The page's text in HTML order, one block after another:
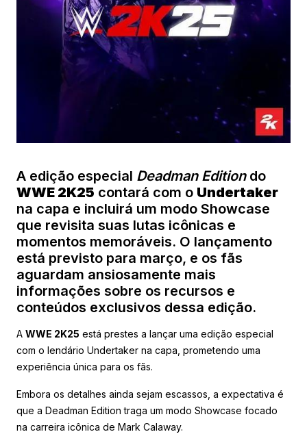
A edição especial Deadman Editiondo
WWE 2K25 contará com o Undertaker
na capa e incluirá um modo Showcase
que revisita suas lutas icônicas e
momentos memoráveis. O lançamento
está previsto para março, e os fãs
aguardam ansiosamente mais
informações sobre os recursos e
conteúdos exclusivos dessa edição.
A WWE 2K25 está prestes a lançar uma edição especial
com o lendário Undertaker na capa, prometendo uma
experiência única para os fãs.
Embora os detalhes ainda sejam escassos, a expectativa é
que a Deadman Edition traga um modo Showcase focado
na carreira icônica de Mark Calaway.